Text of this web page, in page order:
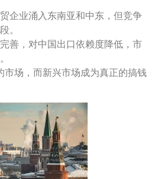
企业涌入东南亚和中东，但竞争
。
善，对中国出口依赖度降低，市
市场，而新兴市场成为真正的搞钱